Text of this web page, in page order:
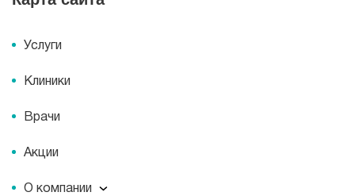
Услуги
Клиники
Врачи
Акции
О компании